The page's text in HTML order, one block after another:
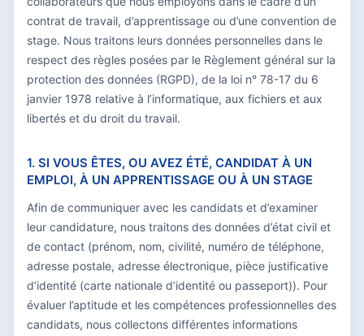
contrat de travail, d’apprentissage ou d’une convention de
stage. Nous traitons leurs données personnelles dans le
respect des règles posées par le Règlement général sur la
protection des données (RGPD), de la loi n° 78-17 du 6
janvier 1978 relative à l’informatique, aux fichiers et aux
libertés et du droit du travail.
1. SI VOUS ÊTES, OU AVEZ ÉTÉ, CANDIDAT À UN
EMPLOI, À UN APPRENTISSAGE OU À UN STAGE
Afin de communiquer avec les candidats et d’examiner
leur candidature, nous traitons des données d’état civil et
de contact (prénom, nom, civilité, numéro de téléphone,
adresse postale, adresse électronique, pièce justificative
d’identité (carte nationale d’identité ou passeport)). Pour
évaluer l’aptitude et les compétences professionnelles des
candidats, nous collectons différentes informations